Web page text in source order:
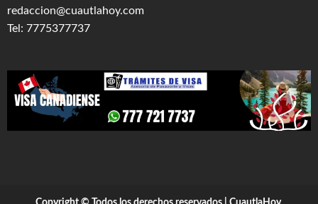
redaccion@cuautlahoy.com
Tel: 7775377737